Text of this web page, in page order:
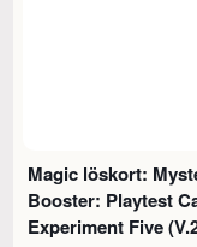
Magic löskort:
Booster: Playtest
Experiment Five